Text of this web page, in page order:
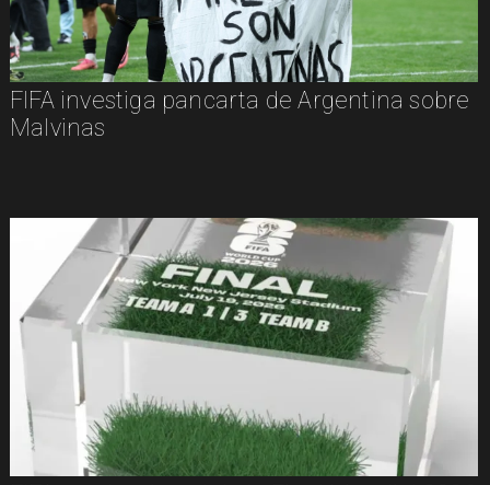
FIFA investiga pancarta de Argentina sobre
Malvinas